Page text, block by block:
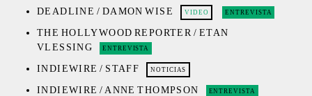
DEADLINE / DAMON WISE VIDEO ENTREVISTA
THE HOLLYWOOD REPORTER / ETAN
VLESSING
ENTREVISTA
INDIEWIRE / STAFF NOTICIAS
INDIEWIRE / ANNE THOMPSON ENTREVISTA